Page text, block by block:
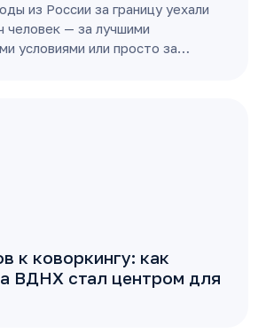
из России за границу уехали
человек — за лучшими
условиями или просто за…
к коворкингу: как
ВДНХ стал центром для